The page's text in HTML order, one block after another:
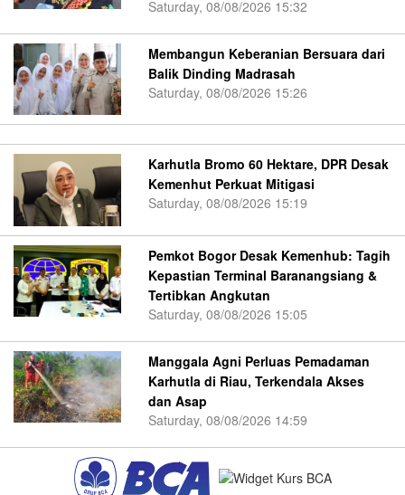
Saturday, 08/08/2026 15:32
Membangun Keberanian Bersuara dari
Balik Dinding Madrasah
Saturday, 08/08/2026 15:26
Karhutla Bromo 60 Hektare, DPR Desak
Kemenhut Perkuat Mitigasi
Saturday, 08/08/2026 15:19
Pemkot Bogor Desak Kemenhub: Tagih
Kepastian Terminal Baranangsiang &
Tertibkan Angkutan
Saturday, 08/08/2026 15:05
Manggala Agni Perluas Pemadaman
Karhutla di Riau, Terkendala Akses
dan Asap
Saturday, 08/08/2026 14:59